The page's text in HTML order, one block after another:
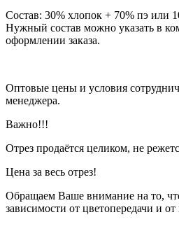
Состав: 30% хлопок + 70% пэ или
Нужный состав можно указать в
оформлении заказа.
Оптовые цены и условия
менеджера.
Важно!!!
Отрез продаётся целиком, не
Цена за весь отрез!
Обращаем Ваше внимание на то,
зависимости от цветопередачи и от